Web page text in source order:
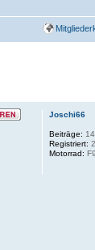
Joschi66
Beiträge:
Registriert:
Motorrad: